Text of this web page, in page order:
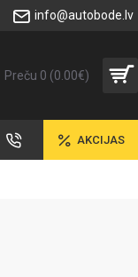
info@autobode.lv
Preču 0 (0.00€)
AKCIJAS